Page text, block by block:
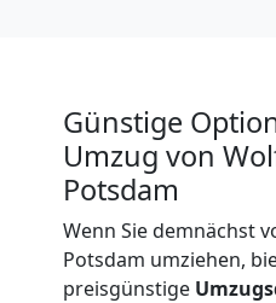
Günstige
Umzug von
Potsdam
Wenn Sie demnächst
Potsdam umziehen,
preisgünstige
National
Beiladung
International